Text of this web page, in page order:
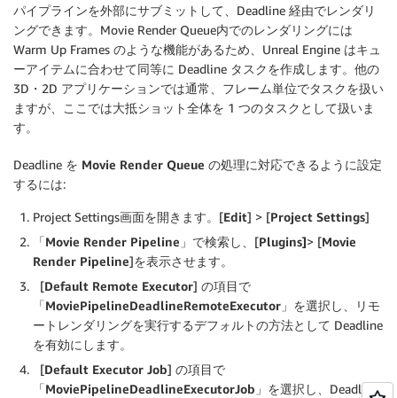
パイプラインを外部にサブミットして、Deadline 経由でレンダリ
ングできます。Movie Render Queue内でのレンダリングには
Warm Up Frames のような機能があるため、Unreal Engine はキュ
ーアイテムに合わせて同等に Deadline タスクを作成します。他の
3D・2D アプリケーションでは通常、フレーム単位でタスクを扱い
ますが、ここでは大抵ショット全体を 1 つのタスクとして扱いま
す。
Deadline を Movie Render Queue の処理に対応できるように設定
するには:
Project Settings画面を開きます。[Edit] > [Project Settings]
「Movie Render Pipeline 」で検索し、[Plugins]> [Movie
Render Pipeline]を表示させます。
[Default Remote Executor] の項目で
「MoviePipelineDeadlineRemoteExecutor 」を選択し、リモ
ートレンダリングを実行するデフォルトの方法として Deadline
を有効にします。
[Default Executor Job] の項目で
「MoviePipelineDeadlineExecutorJob 」を選択し、Deadline